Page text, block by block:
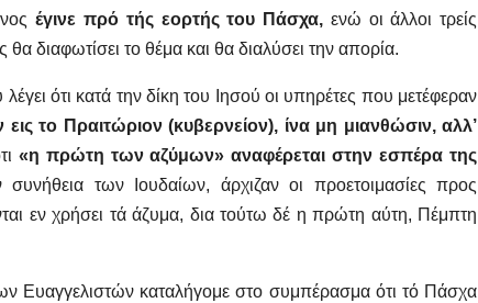
έγινε πρό τής εορτής του Πάσχα, ενώ οι άλλοι τρείς
θα διαφωτίσει το θέμα και θα διαλύσει την απορία.
ότι κατά την δίκη του Ιησού οι υπηρέτες που μετέφεραν
εις το Πραιτώριον (κυβερνείον), ίνα μη μιανθώσιν, αλλ’
«η πρώτη των αζύμων» αναφέρεται στην εσπέρα της
συνήθεια των Ιουδαίων, άρχιζαν οι προετοιμασίες προς
εν χρήσει τά άζυμα, δια τούτω δέ η πρώτη αύτη, Πέμπτη
Ευαγγελιστών καταλήγομε στο συμπέρασμα ότι τό Πάσχα